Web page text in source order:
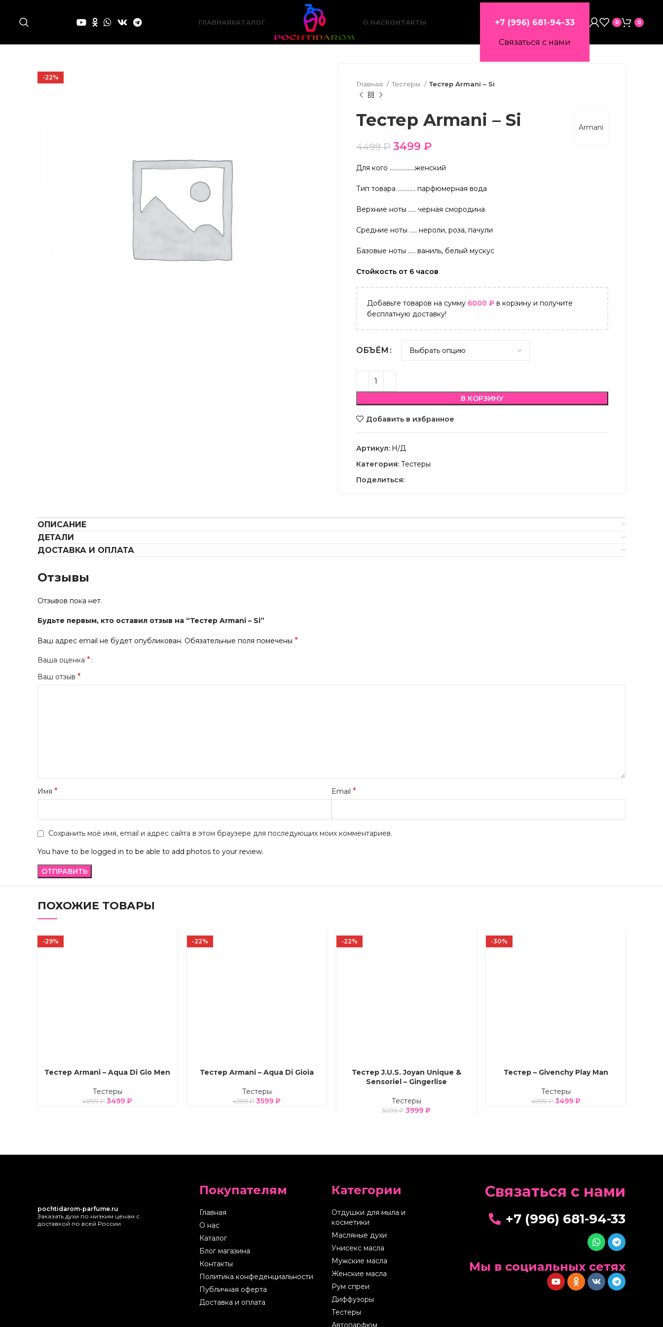
ГЛАВНАЯКАТАЛОГ О НАСКОНТАКТЫ +7 (996) 681-94-33
Связаться с нами
0 0
-22%
Главная Тестеры Тестер Armani – Si
Armani
Тестер Armani – Si
4499₽ 3499 ₽
Для кого ……………..женский
Тип товара ………… парфюмерная вода
Верхние ноты ….. черная смородина
Средние ноты ….. нероли, роза, пачули
Базовые ноты ….. ваниль, белый мускус
Стойкость от 6 часов
Добавьте товаров на сумму 6000 ₽ в корзину и получите
бесплатную доставку!
ОБЪЁМ
В КОРЗИНУ
Добавить в избранное
Артикул: Н/Д
Категория: Тестеры
Поделиться:
ОПИСАНИЕ
ДЕТАЛИ
ДОСТАВКА И ОПЛАТА
Отзывы
Отзывов пока нет.
Будьте первым, кто оставил отзыв на “Тестер Armani – Si”
Ваш адрес email не будет опубликован. Обязательные поля помечены *
Ваша оценка *
Ваш отзыв *
Имя * Email *
Сохранить моё имя, email и адрес сайта в этом браузере для последующих моих комментариев.
You have to be logged in to be able to add photos to your review.
ПОХОЖИЕ ТОВАРЫ
-29%
ВЫБЕРИТЕ ПАРАМЕТРЫ
Тестер Armani – Aqua Di Gio Men
Тестеры
4899₽ 3499 ₽
-22%
ВЫБЕРИТЕ ПАРАМЕТРЫ
Тестер Armani – Aqua Di Gioia
Тестеры
4599₽ 3599 ₽
-22%
ВЫБЕРИТЕ ПАРАМЕТРЫ
Тестер J.U.S. Joyan Unique &
Sensoriel – Gingerlise
Тестеры
5099₽ 3999 ₽
-30%
ВЫБЕРИТЕ ПАРАМЕТРЫ
Тестер – Givenchy Play Man
Тестеры
4999₽ 3499 ₽
pochtidarom-parfume.ru
Заказать духи по низким ценам с
доставкой по всей России
Покупателям
Главная
О нас
Каталог
Блог магазина
Контакты
Политика конфеденциальности
Публичная оферта
Доставка и оплата
Категории
Отдушки для мыла и
косметики
Масляные духи
Унисекс масла
Мужские масла
Женские масла
Рум спреи
Диффузоры
Тестеры
Автопарфюм
Cвязаться с нами
+7 (996) 681-94-33
Мы в социальных сетях